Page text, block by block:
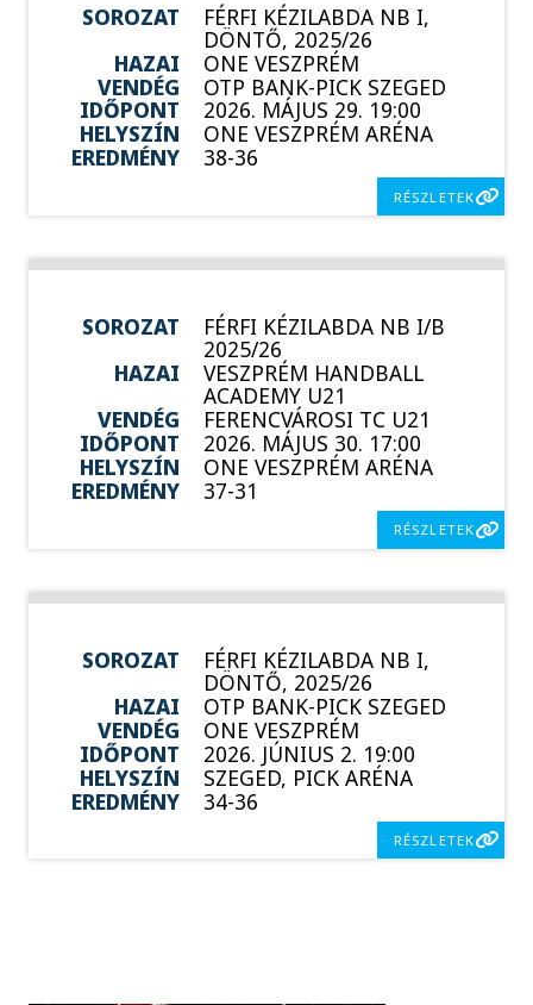
SOROZAT FÉRFI KÉZILABDA NB I,
DÖNTŐ, 2025/26
HAZAI
ONE VESZPRÉM
VENDÉG
OTP BANK-PICK SZEGED
IDŐPONT
2026. MÁJUS 29. 19:00
HELYSZÍN
ONE VESZPRÉM ARÉNA
EREDMÉNY
38-36
RÉSZLETEK
SOROZAT FÉRFI KÉZILABDA NB I/B
2025/26
HAZAI
VESZPRÉM HANDBALL
ACADEMY U21
VENDÉG
FERENCVÁROSI TC U21
IDŐPONT
2026. MÁJUS 30. 17:00
HELYSZÍN
ONE VESZPRÉM ARÉNA
EREDMÉNY
37-31
RÉSZLETEK
SOROZAT FÉRFI KÉZILABDA NB I,
DÖNTŐ, 2025/26
HAZAI
OTP BANK-PICK SZEGED
VENDÉG
ONE VESZPRÉM
IDŐPONT
2026. JÚNIUS 2. 19:00
HELYSZÍN
SZEGED, PICK ARÉNA
EREDMÉNY
34-36
RÉSZLETEK